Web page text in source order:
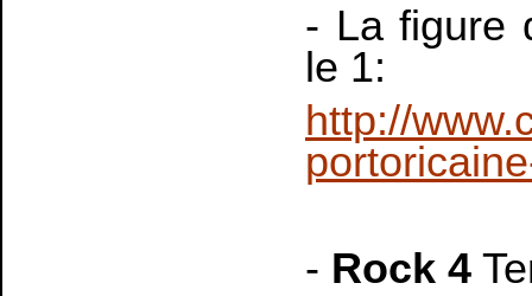
- La figure
le 1:
http://
- Rock 4